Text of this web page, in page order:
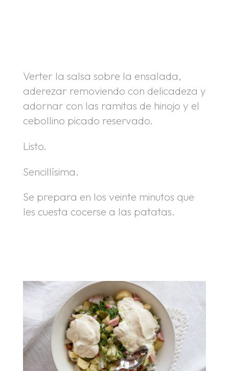
Verter la salsa sobre la ensalada,
aderezar removiendo con delicadeza y
adornar con las ramitas de hinojo y el
cebollino picado reservado.
Listo.
Sencillísima.
Se prepara en los veinte minutos que
les cuesta cocerse a las patatas.